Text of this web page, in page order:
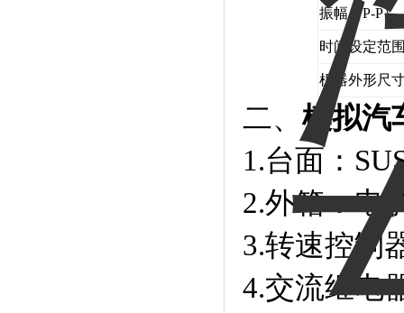
振幅（P-P）
时间设定范
机器外形尺
二、模拟汽
1.台面：
2.外箱：电
3.转速控制
4.交流继电